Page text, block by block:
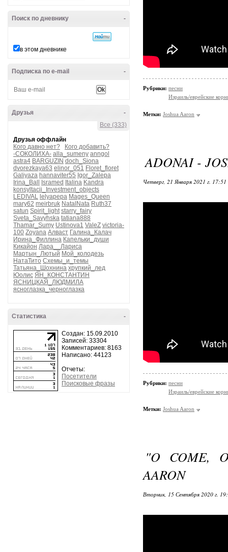
-
Поиск по дневнику
в этом дневнике
-
Подписка по e-mail
-
Друзья
Все (333)
Друзья оффлайн
Кого давно нет?
Кого добавить?
-СОКОЛИХА- alla_sumeny anngol
astra4 BARGUZIN doch_Siona
dvorezkaya63 elinor_051 Floret_floret
Galiyaza hannaviter55 Igor_Zalepa
Irina_Ball
Isramed Italina Kandra
konsyltacii_Investment_objects
LEDIVAL lelyapepa Mages_Queen
mary62 meirbruk NatalNata Ruth37
satun Spirit_light starry_fairy
Sveta_Savyhska tatiana888
Thamar_Sumy Ustinova1 ValeZ victoria-
100 Zoyana Алваст Галина_Калач
Ирина_Филлина Капельки_души
Кикайон Лара__Лариса
Мартын_Лютый Мой_колодезь
НатаТито Схемы_и_темы
Татьяна_Шохнина хрупкий_лед
Юолис ЯН_КОНСТАНТИН
ЯСНИЦКАЯ_ЛЮДМИЛА
ясноглазка_черноглазка
-
Статистика
Создан: 15.09.2010
Записей: 33304
Комментариев: 8163
Написано: 44123
Отчеты:
Посетители
Поисковые фразы
Рубрики: песни
Израиль/еврейские
Метки: Joshua Aaron
ADONAI -
Четверг, 21 Января 2021 г. 17:51
Рубрики: песни
Израиль/еврейские
Метки: Joshua Aaron
"O COME,
AARON
Вторник, 15 Сентября 2020 г.